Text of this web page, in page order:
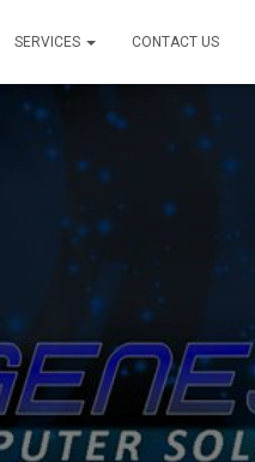
SERVICES CONTACT US